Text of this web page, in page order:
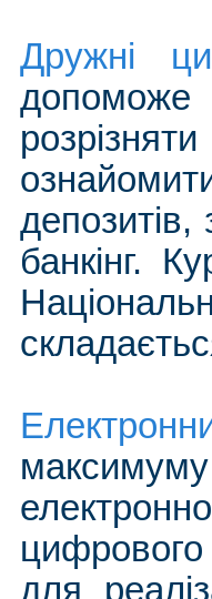
Дружні
допоможе
банкінг.
цифрового
для